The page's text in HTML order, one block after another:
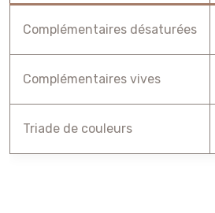
Complémentaires désaturées
Complémentaires vives
Triade de couleurs